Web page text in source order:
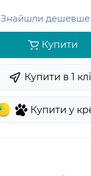
Знайшли дешевше
Купити
Купити у
Купити в 1